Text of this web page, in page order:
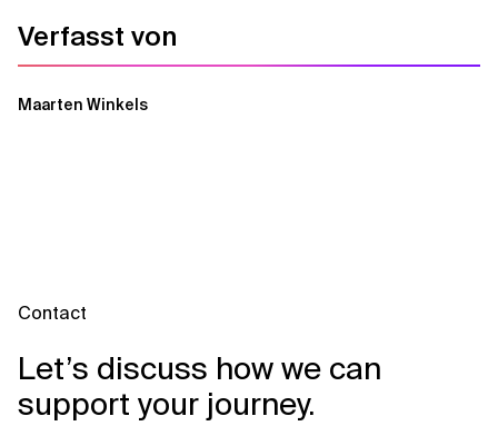
Verfasst von
Maarten Winkels
Contact
Let’s discuss how we can
support your journey.